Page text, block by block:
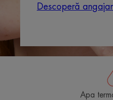
Descoperă
Apa